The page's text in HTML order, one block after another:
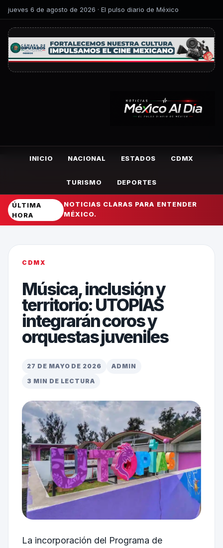
jueves 6 de agosto de 2026 · El pulso diario de México
INICIO NACIONAL ESTADOS CDMX
TURISMO DEPORTES
ÚLTIMA
HORA
NOTICIAS CLARAS PARA ENTENDER
MÉXICO.
CDMX
Música, inclusión y
territorio: UTOPÍAS
integrarán coros y
orquestas juveniles
27 DE MAYO DE 2026
ADMIN
3 MIN DE LECTURA
La incorporación del Programa de